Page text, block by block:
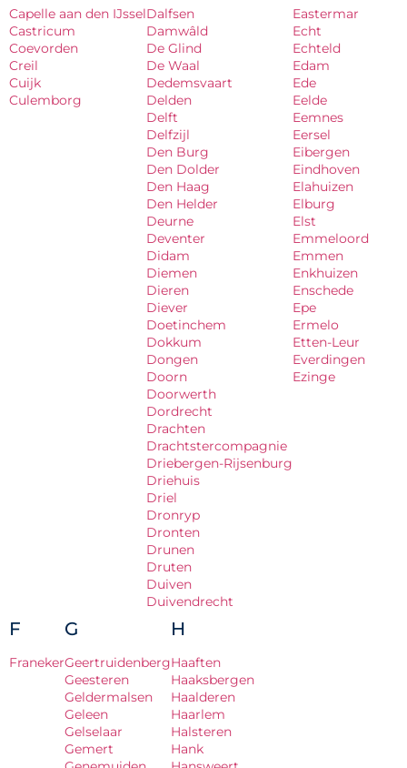
Capelle aan den IJssel
Castricum
Coevorden
Creil
Cuijk
Culemborg
Dalfsen
Damwâld
De Glind
De Waal
Dedemsvaart
Delden
Delft
Delfzijl
Den Burg
Den Dolder
Den Haag
Den Helder
Deurne
Deventer
Didam
Diemen
Dieren
Diever
Doetinchem
Dokkum
Dongen
Doorn
Doorwerth
Dordrecht
Drachten
Drachtstercompagnie
Driebergen-Rijsenburg
Driehuis
Driel
Dronryp
Dronten
Drunen
Druten
Duiven
Duivendrecht
Eastermar
Echt
Echteld
Edam
Ede
Eelde
Eemnes
Eersel
Eibergen
Eindhoven
Elahuizen
Elburg
Elst
Emmeloord
Emmen
Enkhuizen
Enschede
Epe
Ermelo
Etten-Leur
Everdingen
Ezinge
F
Franeker
G
Geertruidenberg
Geesteren
Geldermalsen
Geleen
Gelselaar
Gemert
H
Haaften
Haaksbergen
Haalderen
Haarlem
Halsteren
Hank